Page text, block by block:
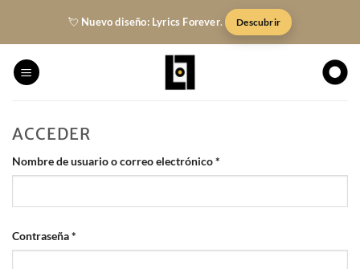
contenido
💘 Nuevo diseño: Lyrics Forever. Descubrir
ACCEDER
Nombre de usuario o correo electrónico*
Contraseña*